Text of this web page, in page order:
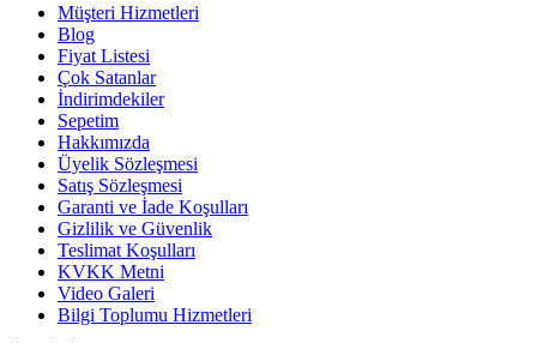
Müşteri Hizmetleri
Blog
Fiyat Listesi
Çok Satanlar
İndirimdekiler
Sepetim
Hakkımızda
Üyelik Sözleşmesi
Satış Sözleşmesi
Garanti ve İade Koşulları
Gizlilik ve Güvenlik
Teslimat Koşulları
KVKK Metni
Video Galeri
Bilgi Toplumu Hizmetleri